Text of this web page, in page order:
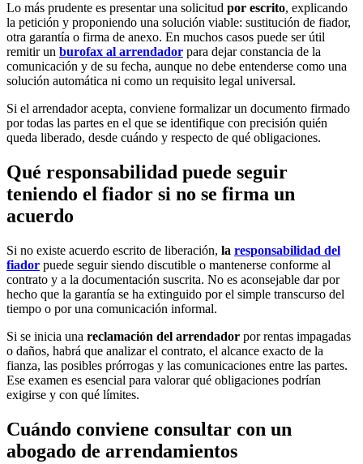
Lo más prudente es presentar una solicitud por escrito, explicando
la petición y proponiendo una solución viable: sustitución de fiador,
otra garantía o firma de anexo. En muchos casos puede ser útil
remitir un burofax al arrendador para dejar constancia de la
comunicación y de su fecha, aunque no debe entenderse como una
solución automática ni como un requisito legal universal.
Si el arrendador acepta, conviene formalizar un documento firmado
por todas las partes en el que se identifique con precisión quién
queda liberado, desde cuándo y respecto de qué obligaciones.
Qué responsabilidad puede seguir
teniendo el fiador si no se firma un
acuerdo
Si no existe acuerdo escrito de liberación, la responsabilidad del
fiador puede seguir siendo discutible o mantenerse conforme al
contrato y a la documentación suscrita. No es aconsejable dar por
hecho que la garantía se ha extinguido por el simple transcurso del
tiempo o por una comunicación informal.
Si se inicia una reclamación del arrendador por rentas impagadas
o daños, habrá que analizar el contrato, el alcance exacto de la
fianza, las posibles prórrogas y las comunicaciones entre las partes.
Ese examen es esencial para valorar qué obligaciones podrían
exigirse y con qué límites.
Cuándo conviene consultar con un
abogado de arrendamientos